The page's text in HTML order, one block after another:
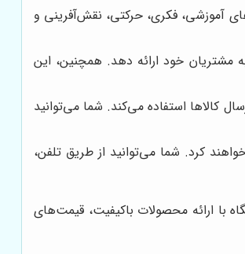
آموزشی، فکری، حرکتی، نقش‌آفرینی و
مشتریان خود ارائه دهد. همچنین، این
کالاها استفاده می‌کند. شما می‌توانید
کرد. شما می‌توانید از طریق تلفن،
با ارائه محصولات باکیفیت، قیمت‌های